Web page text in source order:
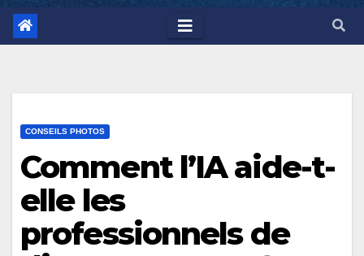
CONSEILS PHOTOS
Comment l’IA aide-t-
elle les
professionnels de